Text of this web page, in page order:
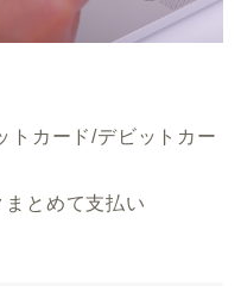
トカード/デビットカー
まとめて支払い